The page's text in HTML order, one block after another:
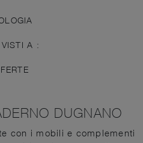
A :
DUGNANO
con i mobili e complementi